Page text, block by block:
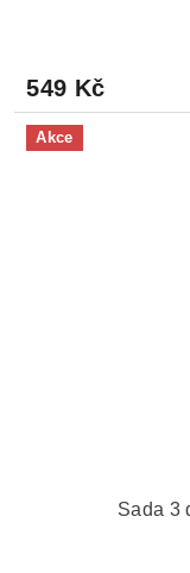
549 Kč
Akce
Sada 3